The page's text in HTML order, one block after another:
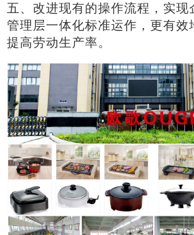
五、改进现有的操作流程，实现
管理层一体化标准运作，更有效
提高劳动生产率。